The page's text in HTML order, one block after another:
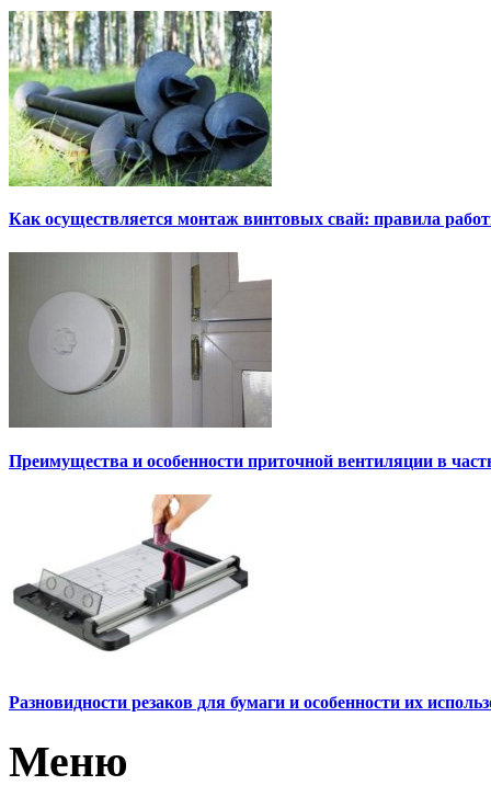
Как осуществляется монтаж винтовых свай: правила
Преимущества и особенности приточной вентиляции в
Разновидности резаков для бумаги и особенности их
Меню